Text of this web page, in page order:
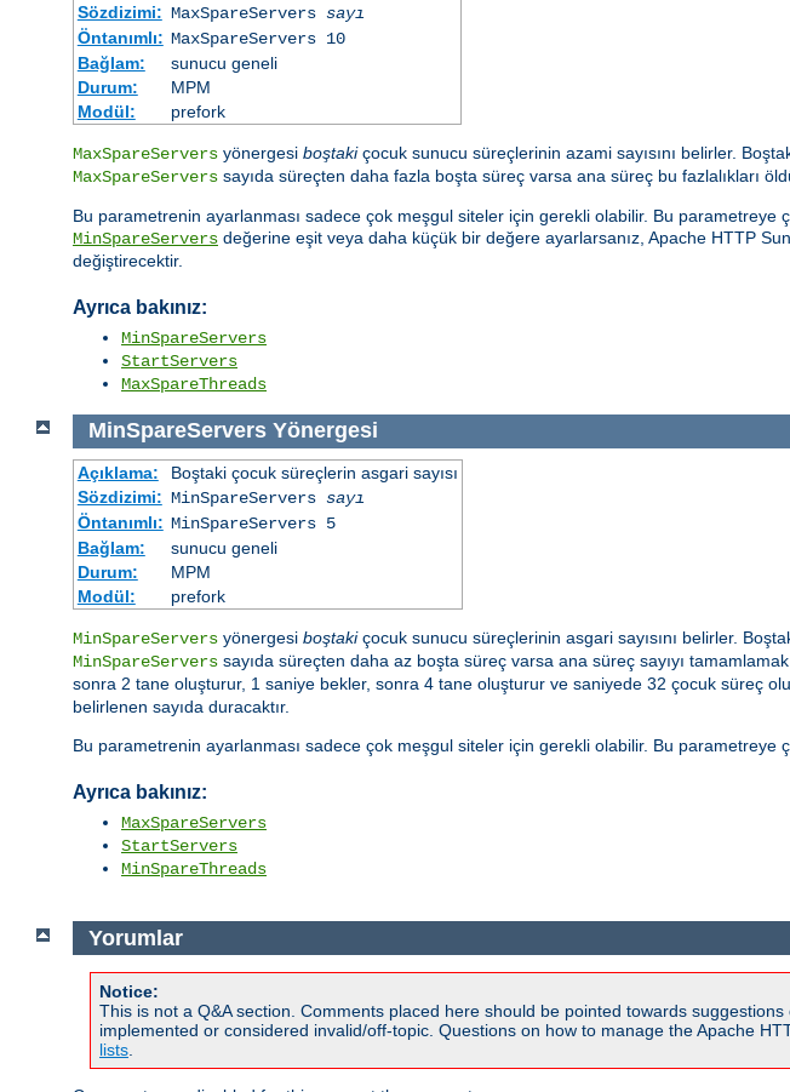
Sözdizimi: MaxSpareServers sayı
Öntanımlı: MaxSpareServers 10
Bağlam:
sunucu geneli
Durum:
MPM
Modül:
prefork
MaxSpareServers yönergesi boştakiçocuk sunucu süreçlerinin azami sayısını belirler.
MaxSpareServers sayıda süreçten daha fazla boşta süreç varsa ana süreç bu fazlalıkları
Bu parametrenin ayarlanması sadece çok meşgul siteler için gerekli olabilir. Bu
MinSpareServers değerine eşit veya daha küçük bir değere ayarlarsanız, Apache HTTP
değiştirecektir.
Ayrıca bakınız:
MinSpareServers
StartServers
MaxSpareThreads
MinSpareServers Yönergesi
Açıklama:
Boştaki çocuk süreçlerin asgari sayısı
Sözdizimi: MinSpareServers sayı
Öntanımlı: MinSpareServers 5
Bağlam:
sunucu geneli
Durum:
MPM
Modül:
prefork
MinSpareServers yönergesi boştakiçocuk sunucu süreçlerinin asgari sayısını belirler.
MinSpareServers sayıda süreçten daha az boşta süreç varsa ana süreç sayıyı
sonra 2 tane oluşturur, 1 saniye bekler, sonra 4 tane oluşturur ve saniyede 32 çocuk süreç
belirlenen sayıda duracaktır.
Bu parametrenin ayarlanması sadece çok meşgul siteler için gerekli olabilir. Bu parametreye
Ayrıca bakınız:
MaxSpareServers
StartServers
MinSpareThreads
Yorumlar
Notice:
This is not a Q&A section. Comments placed here should be pointed towards
implemented or considered invalid/off-topic. Questions on how to manage the Apache
lists